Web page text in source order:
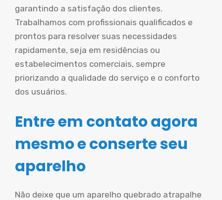
garantindo a satisfação dos clientes.
Trabalhamos com profissionais qualificados e
prontos para resolver suas necessidades
rapidamente, seja em residências ou
estabelecimentos comerciais, sempre
priorizando a qualidade do serviço e o conforto
dos usuários.
Entre em contato agora
mesmo e conserte seu
aparelho
Não deixe que um aparelho quebrado atrapalhe